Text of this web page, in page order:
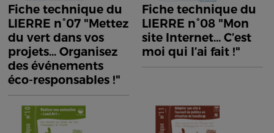
Fiche technique du
LIERRE n°07 "Mettez
du vert dans vos
projets... Organisez
des événements
éco-responsables !"
Fiche technique du
LIERRE n°08 "Mon
site Internet... C’est
moi qui l’ai fait !"